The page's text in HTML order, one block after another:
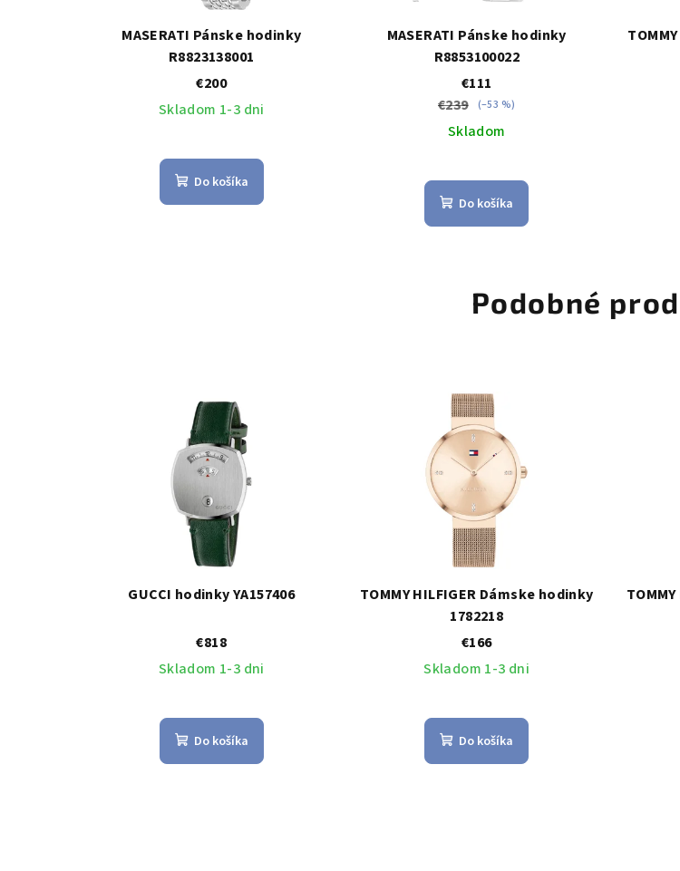
MASERATI Pánske hodinky
R8823138001
€200
Skladom 1-3 dni
Do košíka
MASERATI Pánske hodinky
R8853100022
€111
€239
(–53 %)
Skladom
Do košíka
Podobné
GUCCI hodinky YA157406
€818
Skladom 1-3 dni
Do košíka
TOMMY HILFIGER Dámske hodinky
1782218
€166
Skladom 1-3 dni
Do košíka